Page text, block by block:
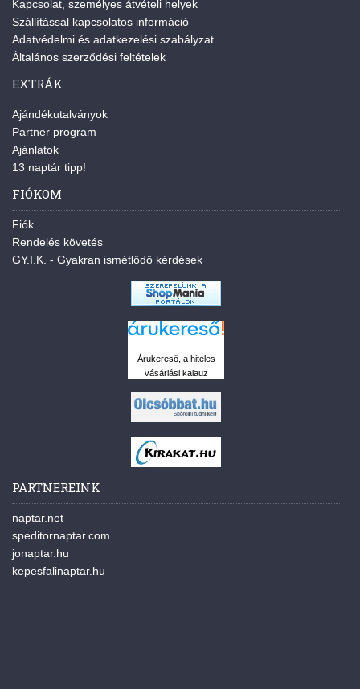
Kapcsolat, személyes átvételi helyek
Szállítással kapcsolatos információ
Adatvédelmi és adatkezelési szabályzat
Általános szerződési feltételek
EXTRÁK
Ajándékutalványok
Partner program
Ajánlatok
13 naptár tipp!
FIÓKOM
Fiók
Rendelés követés
GY.I.K. - Gyakran ismétlődő kérdések
Árukereső, a hiteles
vásárlási kalauz
PARTNEREINK
naptar.net
speditornaptar.com
jonaptar.hu
kepesfalinaptar.hu